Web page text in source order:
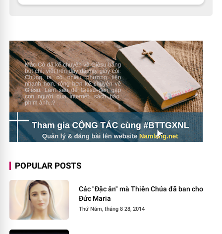
POPULAR POSTS
Các "Đặc ân" mà Thiên Chúa đã ban cho
Đức Maria
Thứ Năm, tháng 8 28, 2014